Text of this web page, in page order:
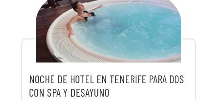
NOCHE DE HOTEL EN TENERIFE PARA DOS
CON SPA Y DESAYUNO